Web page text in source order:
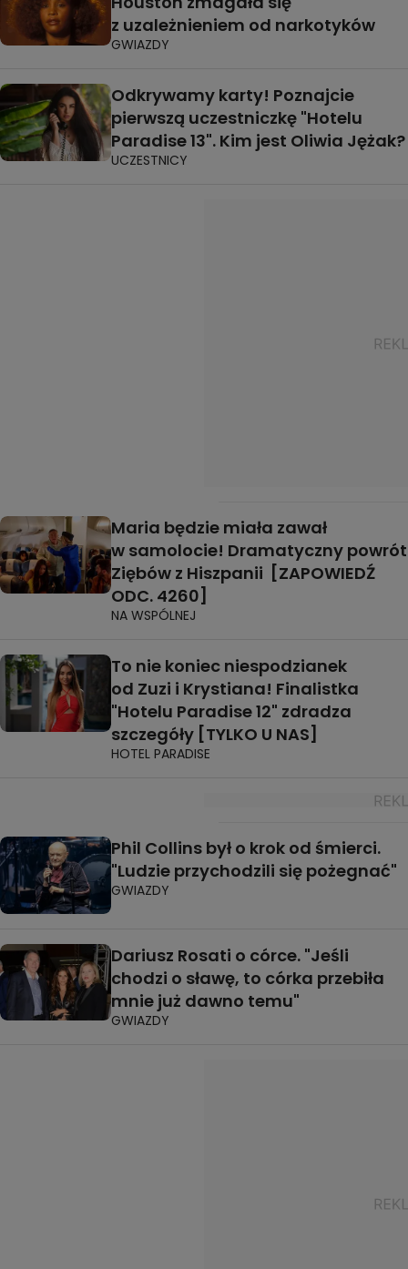
z uzależnieniem od narkotyków
GWIAZDY
Odkrywamy karty! Poznajcie
pierwszą uczestniczkę "Hotelu
Paradise 13". Kim jest Oliwia Jężak?
UCZESTNICY
Maria będzie miała zawał
w samolocie! Dramatyczny powrót
Ziębów z Hiszpanii [ZAPOWIEDŹ
ODC. 4260]
NA WSPÓLNEJ
To nie koniec niespodzianek
od Zuzi i Krystiana! Finalistka
"Hotelu Paradise 12" zdradza
szczegóły [TYLKO U NAS]
HOTEL PARADISE
Phil Collins był o krok od śmierci.
"Ludzie przychodzili się pożegnać"
GWIAZDY
Dariusz Rosati o córce. "Jeśli
chodzi o sławę, to córka przebiła
mnie już dawno temu"
GWIAZDY